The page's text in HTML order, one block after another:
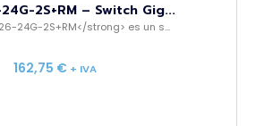
2S+RM – Switch Gig...
24G-2S+RM</strong> es un s...
162,75 € + IVA